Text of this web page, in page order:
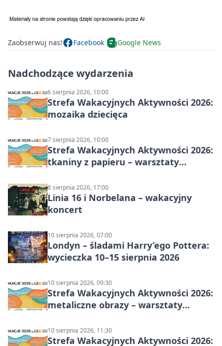
Zaobserwuj nas! Facebook Google News
Nadchodzące wydarzenia
6 sierpnia 2026, 10:00
Strefa Wakacyjnych Aktywności 2026:
mozaika dziecięca
7 sierpnia 2026, 10:00
Strefa Wakacyjnych Aktywności 2026:
tkaniny z papieru – warsztaty
8 sierpnia 2026, 17:00
Linia 16 i Norbelana – wakacyjny
koncert
10 sierpnia 2026, 07:00
Londyn – śladami Harry’ego Pottera:
wycieczka 10–15 sierpnia 2026
10 sierpnia 2026, 09:30
Strefa Wakacyjnych Aktywności 2026:
metaliczne obrazy – warsztaty
10 sierpnia 2026, 11:30
Strefa Wakacyjnych Aktywności 2026: